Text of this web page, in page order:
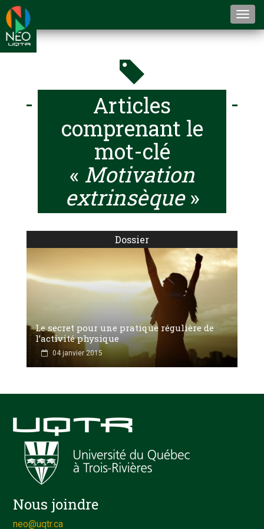
Articles
comprenant le
mot-clé
« Motivation
extrinsèque»
Dossier
Le secret pour une pratique régulière de
l’activité physique
04 janvier 2015
Nous joindre
neo@uqtr.ca